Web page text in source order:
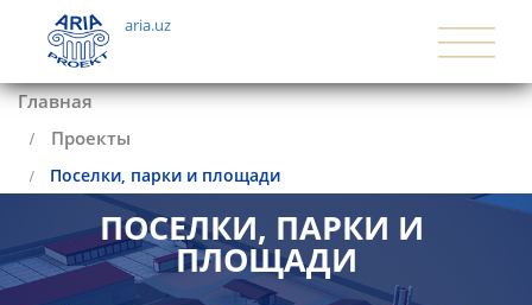
aria.uz
Главная
Проекты
Поселки, парки и площади
ПОСЕЛКИ, ПАРКИ И
ПЛОЩАДИ